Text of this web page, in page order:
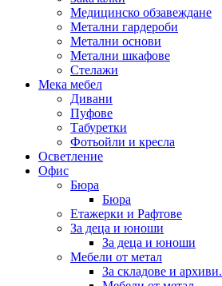
Медицинско обзавеждане
Метални гардероби
Метални основи
Метални шкафове
Стелажи
Мека мебел
Дивани
Пуфове
Табуретки
Фотьойли и кресла
Осветление
Офис
Бюра
Бюра
Етажерки и Рафтове
За деца и юноши
За деца и юноши
Мебели от метал
За складове и архиви.